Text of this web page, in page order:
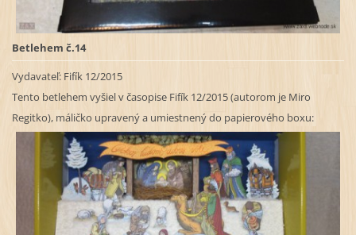
Betlehem č.14
Vydavateľ: Fifík 12/2015
Tento betlehem vyšiel v časopise Fifík 12/2015 (autorom je Miro
Regitko), máličko upravený a umiestnený do papierového boxu: